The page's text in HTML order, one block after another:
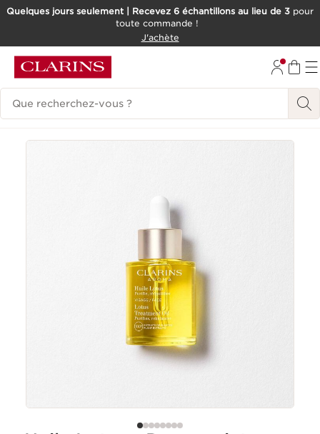
ALLER AU CONTENU
Quelques jours seulement | Recevez 6 échantillons au lieu de 3 pour
toute commande !
J'achète
Historique des recherches